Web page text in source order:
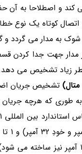
کند و اصطلاحا به
اتصال کوتاه یک نوع
و شوک به مدار می
جهت جدا کردن
قطر زیاد تشخیص می
تشخیص جریان
طوری که هرچه
آمپر) قطع کنند. رنج جریانی کلیدهای مینیاتوری از 1